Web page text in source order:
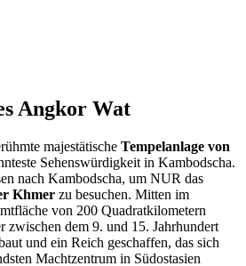
Angkor Wat
majestätische Tempelanlage von
Sehenswürdigkeit in Kambodscha.
nach Kambodscha, um NUR das
Khmer zu besuchen. Mitten im
von 200 Quadratkilometern
zwischen dem 9. und 15. Jahrhundert
und ein Reich geschaffen, das sich
Machtzentrum in Südostasien